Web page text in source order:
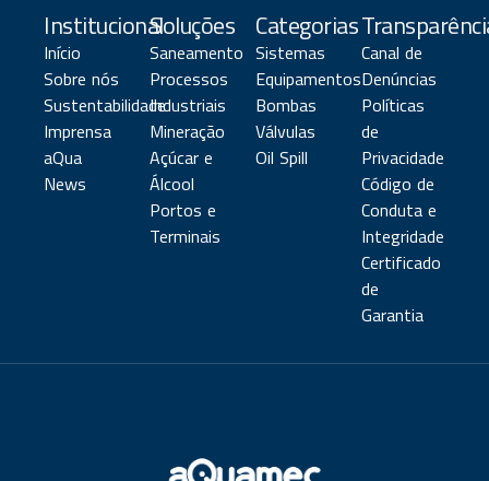
Institucional
Início
Sobre nós
Sustentabilidade
Imprensa
aQua
News
Soluções
Saneamento
Processos
Industriais
Mineração
Açúcar e
Álcool
Portos e
Terminais
Categorias
Sistemas
Equipamentos
Bombas
Válvulas
Oil Spill
Canal de
Denúncias
Políticas
de
Privacidade
Código de
Conduta e
Integridade
Certificado
de
Garantia